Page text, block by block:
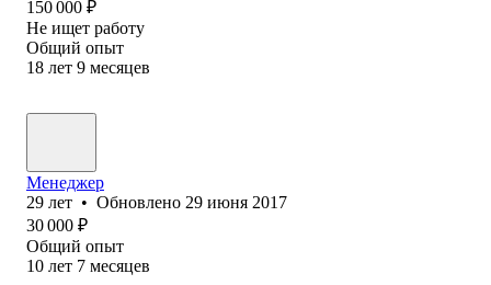
150 000 ₽
Не ищет работу
Общий опыт
18 лет 9 месяцев
Менеджер
29 лет • Обновлено 29 июня 2017
30 000 ₽
Общий опыт
10 лет 7 месяцев